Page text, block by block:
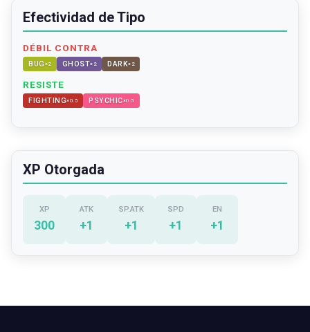
Efectividad de Tipo
DÉBIL CONTRA
BUG ×2 GHOST× 2 DARK× 2
RESISTE
FIGHTING×0.5 PSYCHIC×0.5
XP Otorgada
XP
300
ATK
+1
SP.ATK
+1
SPD
+1
EN
+1